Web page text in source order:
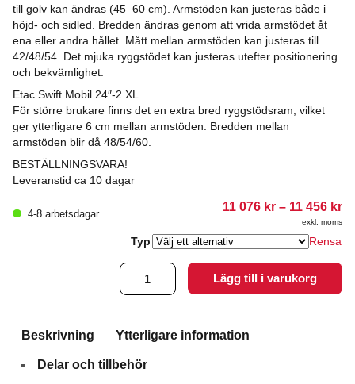
till golv kan ändras (45–60 cm). Armstöden kan justeras både i
höjd- och sidled. Bredden ändras genom att vrida armstödet åt
ena eller andra hållet. Mått mellan armstöden kan justeras till
42/48/54. Det mjuka ryggstödet kan justeras utefter positionering
och bekvämlighet.
Etac Swift Mobil 24″-2 XL
För större brukare finns det en extra bred ryggstödsram, vilket
ger ytterligare 6 cm mellan armstöden. Bredden mellan
armstöden blir då 48/54/60.
BESTÄLLNINGSVARA!
Leveranstid ca 10 dagar
4-8 arbetsdagar
11 076 kr – 11 456 kr
11
exkl. moms
Typ Rensa
Etac
Swift
Mobil
mängd
Lägg till i varukorg
Beskrivning Ytterligare information
Delar och tillbehör